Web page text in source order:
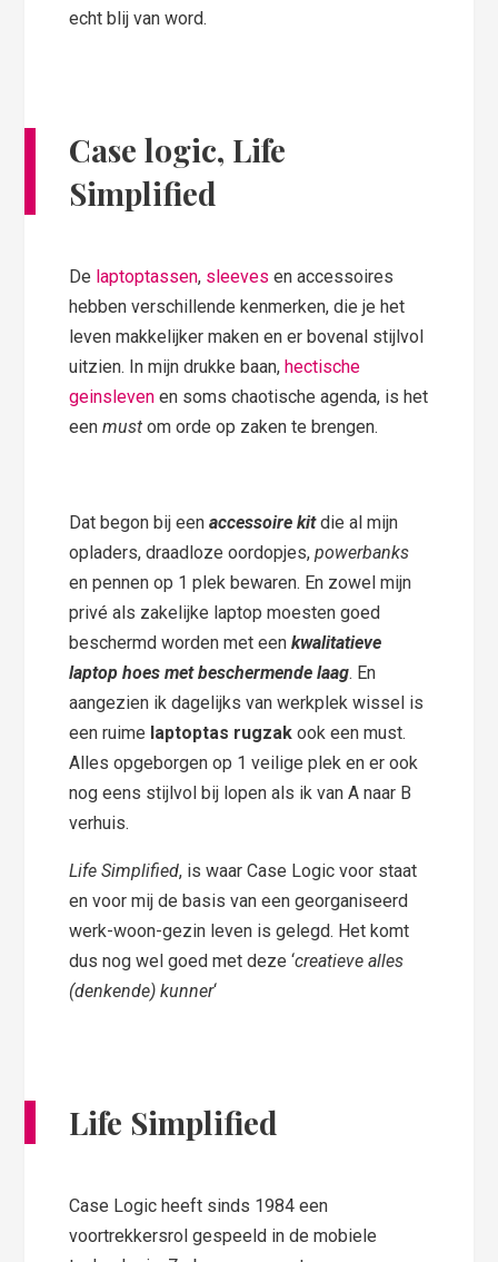
echt blij van word.
Case logic, Life
Simplified
De laptoptassen, sleeves en accessoires
hebben verschillende kenmerken, die je het
leven makkelijker maken en er bovenal stijlvol
uitzien. In mijn drukke baan,hectische
geinsleven en soms chaotische agenda, is het
eenmust om orde op zaken te brengen.
Dat begon bij eenaccessoire kitdie al mijn
opladers, draadloze oordopjes,powerbanks
en pennen op 1 plek bewaren. En zowel mijn
privé als zakelijke laptop moesten goed
beschermd worden met eenkwalitatieve
laptop hoes met beschermende laag. En
aangezien ik dagelijks van werkplek wissel is
een ruime laptoptas rugzak ook een must.
Alles opgeborgen op 1 veilige plek en er ook
nog eens stijlvol bij lopen als ik van A naar B
verhuis.
Life Simplified, is waar Case Logic voor staat
en voor mij de basis van een georganiseerd
werk-woon-gezin leven is gelegd. Het komt
dus nog wel goed met deze ‘creatieve alles
(denkende) kunner‘
Life Simplified
Case Logic heeft sinds 1984 een
voortrekkersrol gespeeld in de mobiele